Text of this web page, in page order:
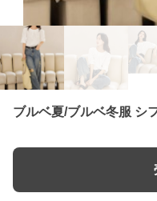
ブルベ夏/ブルベ冬服 シ